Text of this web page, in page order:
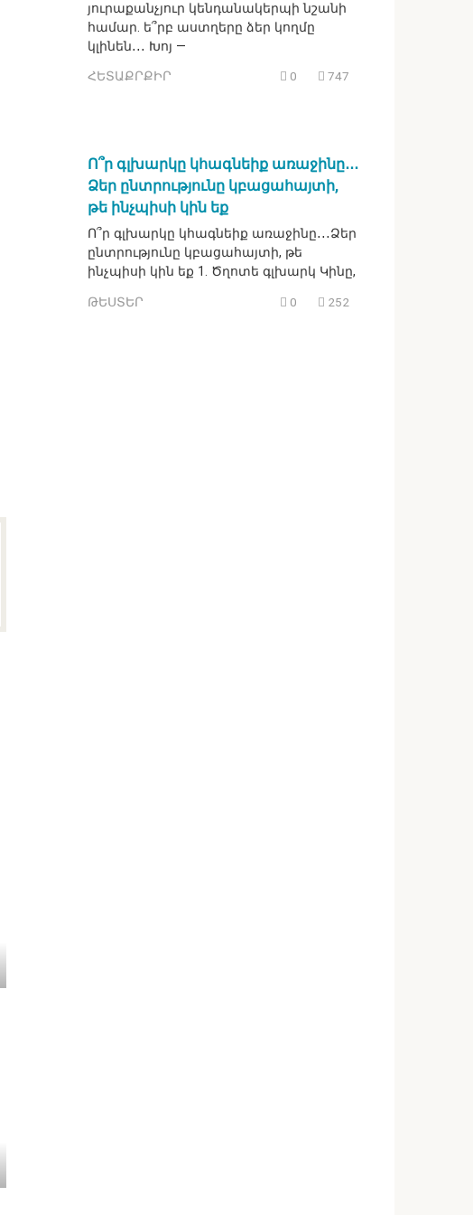
յուրաքանչյուր կենդանակերպի նշանի
համար. ե՞րբ աստղերը ձեր կողմը
կլինեն․․․ Խոյ —
ՀԵՏԱՔՐՔԻՐ 0 747
Ո՞ր գլխարկը կհագնեիք առաջինը․․․
Ձեր ընտրությունը կբացահայտի,
թե ինչպիսի կին եք
Ո՞ր գլխարկը կհագնեիք առաջինը․․․Ձեր
ընտրությունը կբացահայտի, թե
ինչպիսի կին եք 1. Ծղոտե գլխարկ Կինը,
ԹԵՍՏԵՐ 0 252